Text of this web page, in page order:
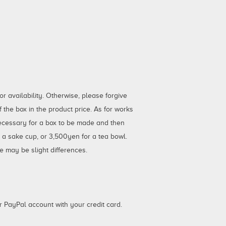
availability. Otherwise, please forgive
box in the product price. As for works
for a box to be made and then
sake cup, or 3,500yen for a tea bowl.
may be slight differences.
account with your credit card.